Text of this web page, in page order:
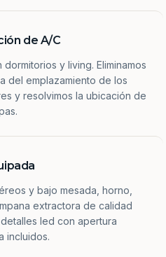
de A/C
dormitorios y living. Eliminamos
del emplazamiento de los
y resolvimos la ubicación de
y bajo mesada, horno,
extractora de calidad
led con apertura
incluidos.